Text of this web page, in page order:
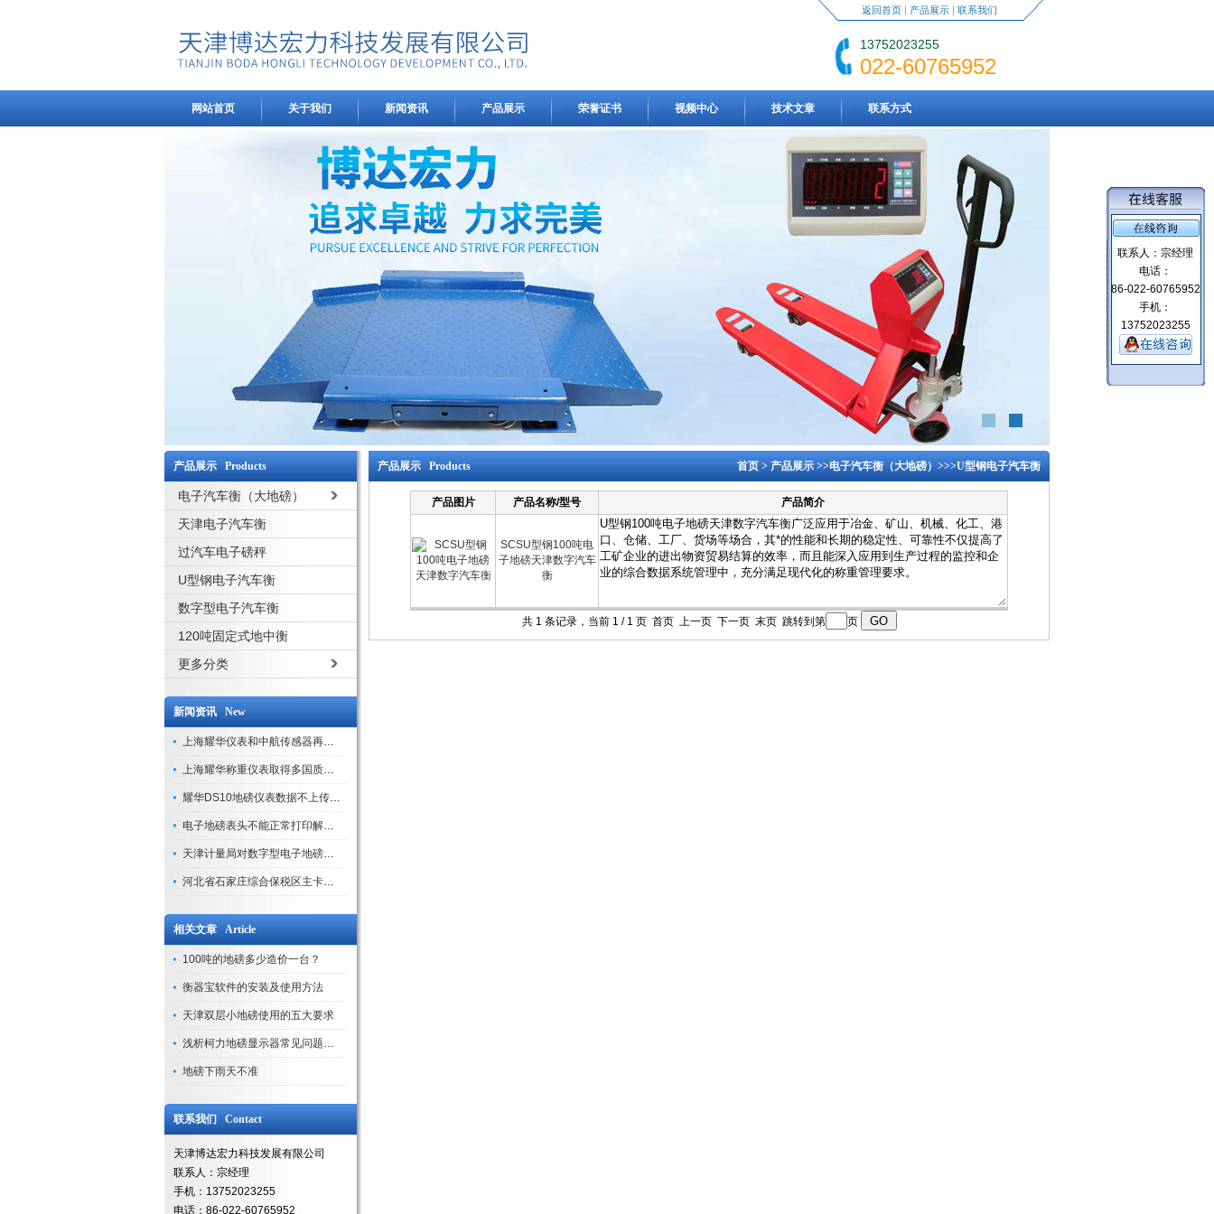
返回首页| 产品展示| 联系我们
13752023255
022-60765952
网站首页 关于我们 新闻资讯 产品展示 荣誉证书 视频中心 技术文章 联系方式
产品展示 Products
电子汽车衡（大地磅）
天津电子汽车衡
过汽车电子磅秤
U型钢电子汽车衡
数字型电子汽车衡
120吨固定式地中衡
更多分类
新闻资讯 New
上海耀华仪表和中航传感器再添新荣誉
上海耀华称重仪表取得多国质量认证
耀华DS10地磅仪表数据不上传处理方法（现场案例）
电子地磅表头不能正常打印解决方法
天津计量局对数字型电子地磅计量校准步骤
河北省石家庄综合保税区主卡口启用
相关文章 Article
100吨的地磅多少造价一台？
衡器宝软件的安装及使用方法
天津双层小地磅使用的五大要求
浅析柯力地磅显示器常见问题的解决方法
地磅下雨天不准
联系我们 Contact
天津博达宏力科技发展有限公司
联系人：宗经理
手机：13752023255
电话：86-022-60765952
产品展示 Products 首页 > 产品展示 >>电子汽车衡（大地磅） >>>U型钢电子汽车衡
产品图片 产品名称/型号 产品简介
SCSU型钢100吨电
子地磅天津数字汽车
衡
共 1 条记录，当前 1 / 1 页 首页 上一页 下一页 末页 跳转到第 页
联系人：宗经理
电话：
86-022-60765952
手机：
13752023255